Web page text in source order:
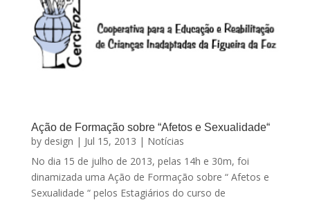
Ação de Formação sobre “Afetos e Sexualidade“
by design | Jul 15, 2013 | Notícias
No dia 15 de julho de 2013, pelas 14h e 30m, foi
dinamizada uma Ação de Formação sobre “ Afetos e
Sexualidade “ pelos Estagiários do curso de